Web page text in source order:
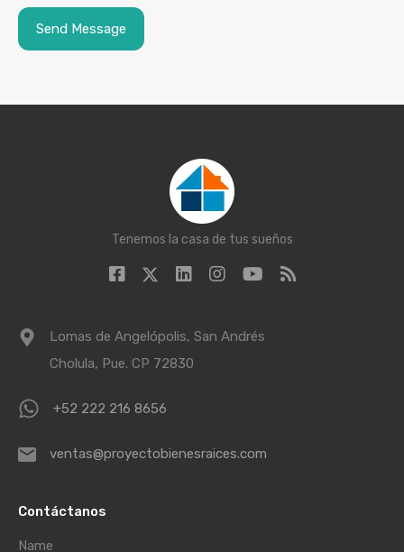
Tenemos la casa de tus sueños
Lomas de Angelópolis, San Andrés
Cholula, Pue. CP 72830
+52 222 216 8656
ventas@proyectobienesraices.com
Contáctanos
Name